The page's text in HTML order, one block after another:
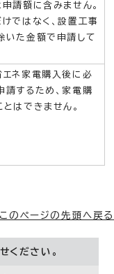
請額に含みません。
ではなく、設置工事
いた金額で申請して
エネ家電購入後に必
請するため、家電購
はできません。
このページの先頭へ戻る
ください。